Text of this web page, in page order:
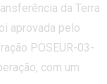
da Terra
aprovada pelo
POSEUR-03-
com um